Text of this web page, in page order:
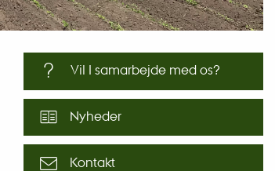
Vil I samarbejde med os?
Nyheder
Kontakt